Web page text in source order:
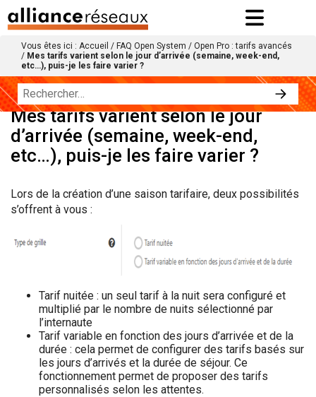
Vous êtes ici : Accueil / FAQ Open System / Open Pro : tarifs avancés
/ Mes tarifs varient selon le jour d’arrivée (semaine, week-end,
etc…), puis-je les faire varier ?
Mes tarifs varient selon le jour
d’arrivée (semaine, week-end,
etc…), puis-je les faire varier ?
Lors de la création d’une saison tarifaire, deux possibilités
s’offrent à vous :
Tarif nuitée : un seul tarif à la nuit sera configuré et
multiplié par le nombre de nuits sélectionné par
l’internaute
Tarif variable en fonction des jours d’arrivée et de la
durée : cela permet de configurer des tarifs basés sur
les jours d’arrivés et la durée de séjour. Ce
fonctionnement permet de proposer des tarifs
personnalisés selon les attentes.